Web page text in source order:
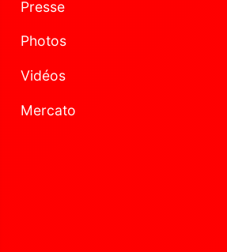
Presse
Photos
Vidéos
Mercato